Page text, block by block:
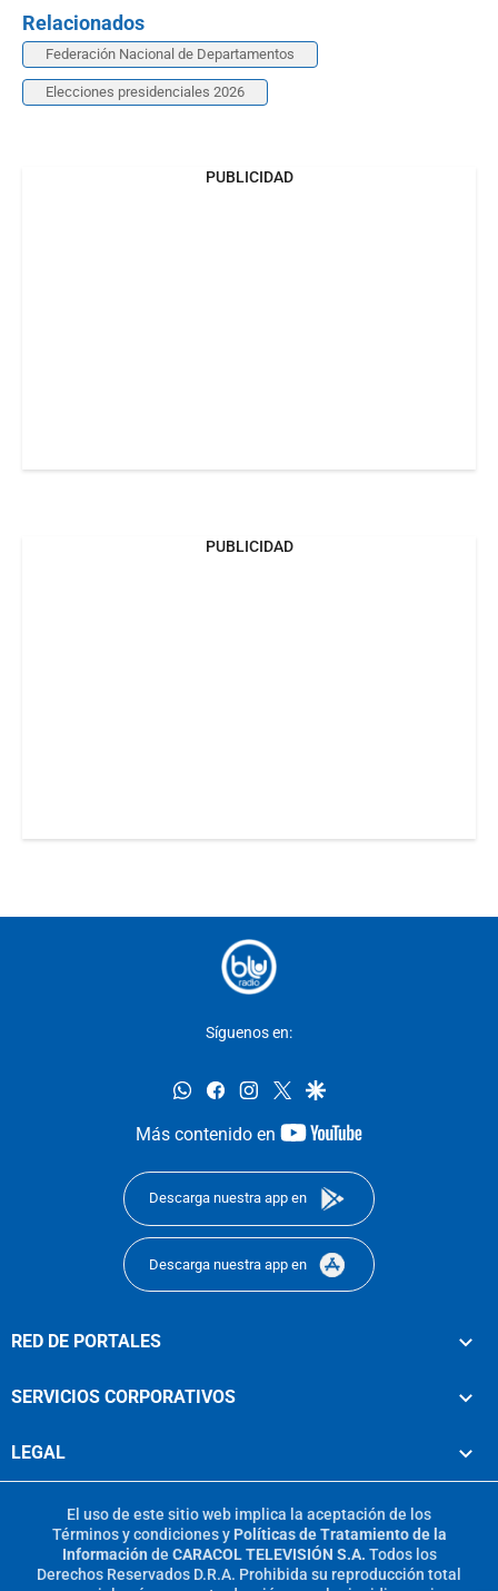
Relacionados
Federación Nacional de Departamentos
Elecciones presidenciales 2026
PUBLICIDAD
PUBLICIDAD
Síguenos en:
whatsappfacebookinstagram
twittergoogle
Más contenido en
youtube-
Descarga nuestra app en
Descarga nuestra app en
RED DE PORTALES
SERVICIOS CORPORATIVOS
LEGAL
El uso de este sitio web implica la aceptación de los
Términos y condicionesy Políticas de Tratamiento de la
Información de CARACOL TELEVISIÓN S.A. Todos los
Derechos Reservados D.R.A. Prohibida su reproducción total